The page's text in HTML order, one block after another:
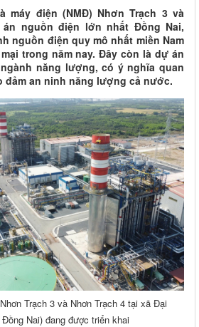
máy điện (NMĐ) Nhơn Trạch 3 và
nguồn điện lớn nhất Đồng Nai,
nguồn điện quy mô nhất miền Nam
trong năm nay. Đây còn là dự án
năng lượng, có ý nghĩa quan
đảm an ninh năng lượng cả nước.
Trạch 3 và Nhơn Trạch 4 tại xã Đại
Nai) đang được triển khai